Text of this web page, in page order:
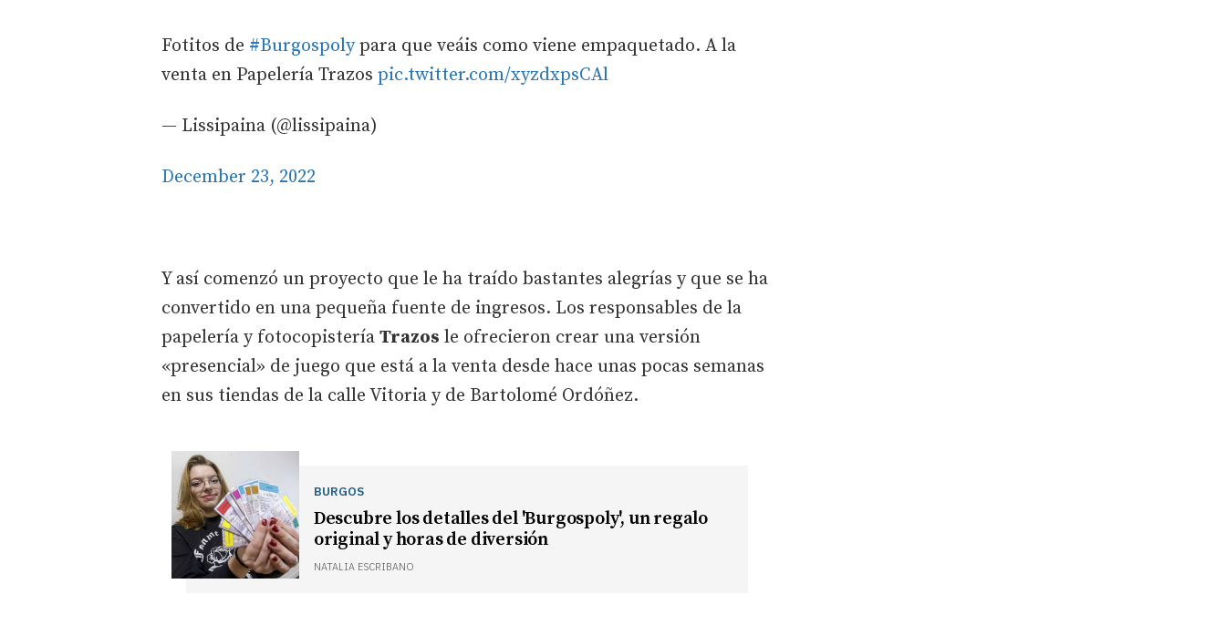
Fotitos de #Burgospolypara que veáis como viene empaquetado. A la
venta en Papelería Trazos pic.twitter.com/xyzdxpsCAl
— Lissipaina (@lissipaina)
December 23, 2022
Y así comenzó un proyecto que le ha traído bastantes alegrías y que se ha
convertido en una pequeña fuente de ingresos. Los responsables de la
papelería y fotocopistería Trazos le ofrecieron crear una versión
«presencial» de juego que está a la venta desde hace unas pocas semanas
en sus tiendas de la calle Vitoria y de Bartolomé Ordóñez.
BURGOS
Descubre los detalles del 'Burgospoly', un regalo
original y horas de diversión
NATALIA ESCRIBANO